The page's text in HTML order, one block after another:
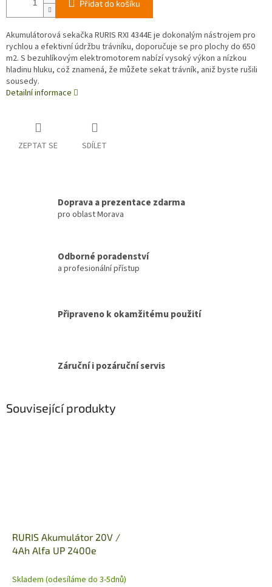
Přidat do košíku
Akumulátorová sekačka RURIS RXI 4344E je dokonalým nástrojem pro
rychlou a efektivní údržbu trávníku, doporučuje se pro plochy do 650
m2. S bezuhlíkovým elektromotorem nabízí vysoký výkon a nízkou
hladinu hluku, což znamená, že můžete sekat trávník, aniž byste rušili
sousedy.
Detailní informace
ZEPTAT SE SDÍLET
Doprava a prezentace zdarma
pro oblast Morava
Odborné poradenství
a profesionální přístup
Připraveno k okamžitému použití
Záruční i pozáruční servis
Související produkty
RURIS Akumulátor 20V /
4Ah Alfa UP 2400e
Skladem (odesíláme do 3-5dnů)